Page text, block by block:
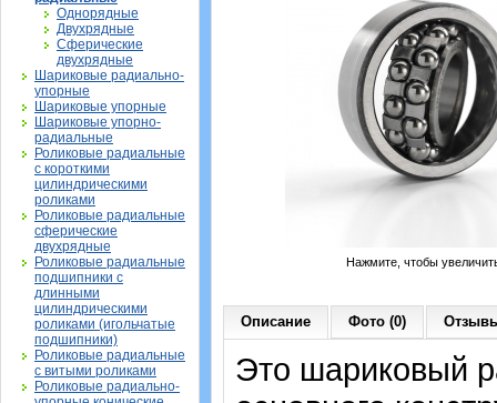
Однорядные
Двухрядные
Сферические
двухрядные
Шариковые радиально-
упорные
Шариковые упорные
Шариковые упорно-
радиальные
Роликовые радиальные
с короткими
цилиндрическими
роликами
Роликовые радиальные
сферические
двухрядные
Роликовые радиальные
подшипники с
длинными
цилиндрическими
роликами (игольчатые
подшипники)
Роликовые радиальные
с витыми роликами
Роликовые радиально-
Нажмите, чтобы
Описание Фото (0)
Это шариковый